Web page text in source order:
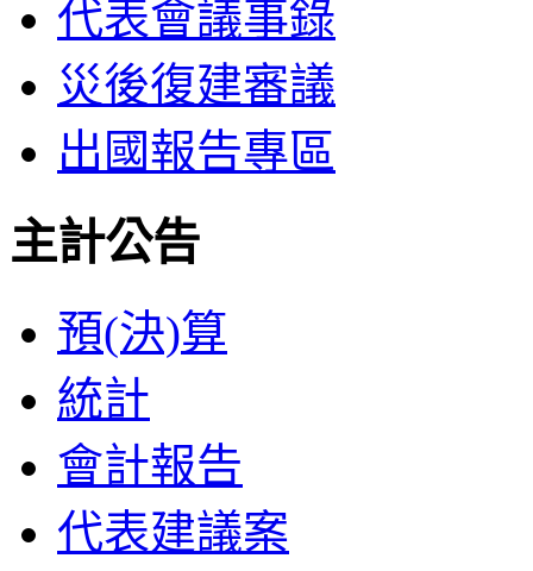
代表會議事錄
災後復建審議
出國報告專區
主計公告
預(決)算
統計
會計報告
代表建議案